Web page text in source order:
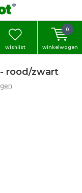
wishlist winkelwagen
0
rood/zwart